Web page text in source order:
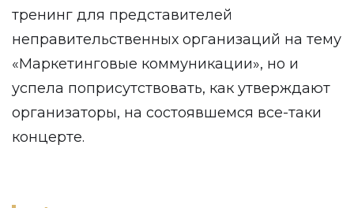
тренинг для представителей
неправительственных организаций на тему
«Маркетинговые коммуникации», но и
успела поприсутствовать, как утверждают
организаторы, на состоявшемся все-таки
концерте.